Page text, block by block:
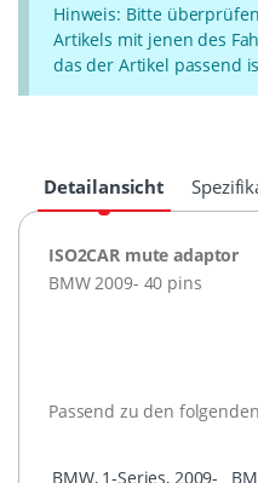
Hinweis: Bitte
Artikels mit jenen des
das der Artikel passend
Detailansicht
ISO2CAR mute adaptor
BMW 2009- 40 pins
Passend zu den
BMW, 1-Series, 2009-